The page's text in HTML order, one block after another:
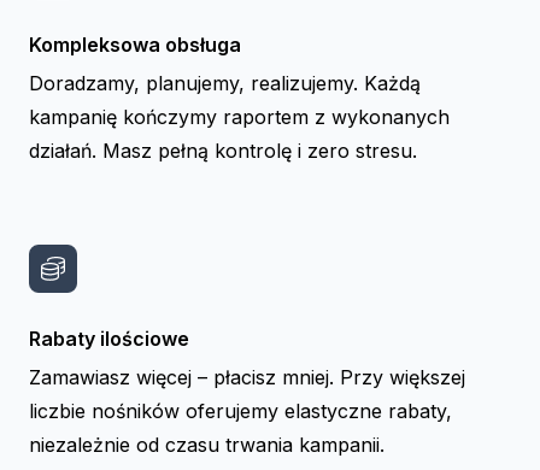
Kompleksowa obsługa
Doradzamy, planujemy, realizujemy. Każdą
kampanię kończymy raportem z wykonanych
działań. Masz pełną kontrolę i zero stresu.
Rabaty ilościowe
Zamawiasz więcej – płacisz mniej. Przy większej
liczbie nośników oferujemy elastyczne rabaty,
niezależnie od czasu trwania kampanii.